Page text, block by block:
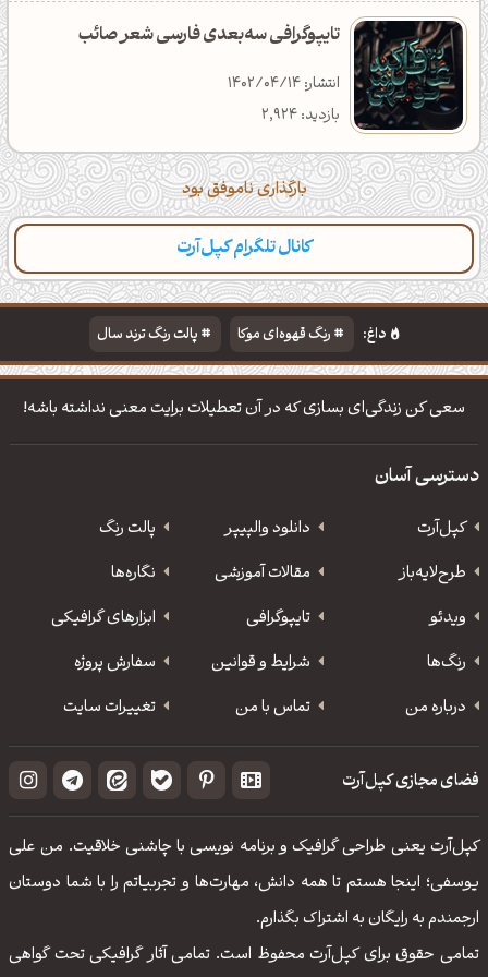
تایپوگرافی سه‌بعدی فارسی شعر صائب
انتشار: 1402/04/14
بازدید: 2,924
بارگذاری ناموفق بود
کانال تلگرام کپل‌آرت
داغ: رنگ قهوه‌ای موکا
پالت رنگ ترند سال
دانلود والپیپر مذهبی
تایپوگرافی شعر مولانا
سعی کن زندگی‌ای بسازی که در آن تعطیلات برایت معنی نداشته باشه!
دسترسی آسان
کپل‌آرت دانلود‌ والپیپر
پالت رنگ
طرح‌لایه‌باز
مقالات آموزشی
نگاره‌ها
ویدئو
‌تایپوگرافی
ابزارهای گرافیکی
رنگ‌ها
شرایط و قوانین
سفارش پروژه
درباره من
تماس با من تغییرات سایت
فضای مجازی کپل‌آرت
کپل‌آرت یعنی طراحی گرافیک و برنامه نویسی با چاشنی خلاقیت. من علی
یوسفی؛ اینجا هستم تا همه دانش، مهارت‌‌ها و تجربیاتم را با شما دوستان
ارجمندم به رایگان به اشتراک بگذارم.
تمامی حقوق برای کپل‌آرت محفوظ است. تمامی آثار گرافیکی تحت گواهی